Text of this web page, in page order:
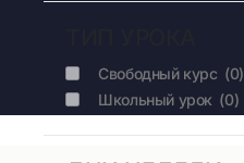
Свободный курс (0)
Школьный урок (0)